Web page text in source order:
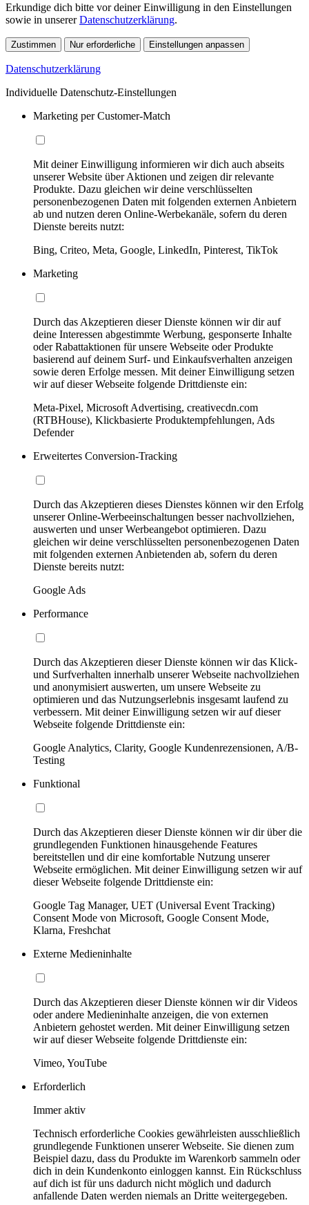
Erkundige dich bitte vor deiner Einwilligung in den Einstellungen
sowie in unsererDatenschutzerklärung.
Zustimmen Nur erforderliche Einstellungen anpassen
Datenschutzerklärung
Individuelle Datenschutz-Einstellungen
Marketing per Customer-Match
Mit deiner Einwilligung informieren wir dich auch abseits
unserer Website über Aktionen und zeigen dir relevante
Produkte. Dazu gleichen wir deine verschlüsselten
personenbezogenen Daten mit folgenden externen Anbietern
ab und nutzen deren Online-Werbekanäle, sofern du deren
Dienste bereits nutzt:
Bing, Criteo, Meta, Google, LinkedIn, Pinterest, TikTok
Marketing
Durch das Akzeptieren dieser Dienste können wir dir auf
deine Interessen abgestimmte Werbung, gesponserte Inhalte
oder Rabattaktionen für unsere Webseite oder Produkte
basierend auf deinem Surf- und Einkaufsverhalten anzeigen
sowie deren Erfolge messen. Mit deiner Einwilligung setzen
wir auf dieser Webseite folgende Drittdienste ein:
Meta-Pixel, Microsoft Advertising, creativecdn.com
(RTBHouse), Klickbasierte Produktempfehlungen, Ads
Defender
Erweitertes Conversion-Tracking
Durch das Akzeptieren dieses Dienstes können wir den Erfolg
unserer Online-Werbeeinschaltungen besser nachvollziehen,
auswerten und unser Werbeangebot optimieren. Dazu
gleichen wir deine verschlüsselten personenbezogenen Daten
mit folgenden externen Anbietenden ab, sofern du deren
Dienste bereits nutzt:
Google Ads
Performance
Durch das Akzeptieren dieser Dienste können wir das Klick-
und Surfverhalten innerhalb unserer Webseite nachvollziehen
und anonymisiert auswerten, um unsere Webseite zu
optimieren und das Nutzungserlebnis insgesamt laufend zu
verbessern. Mit deiner Einwilligung setzen wir auf dieser
Webseite folgende Drittdienste ein:
Google Analytics, Clarity, Google Kundenrezensionen, A/B-
Testing
Funktional
Durch das Akzeptieren dieser Dienste können wir dir über die
grundlegenden Funktionen hinausgehende Features
bereitstellen und dir eine komfortable Nutzung unserer
Webseite ermöglichen. Mit deiner Einwilligung setzen wir auf
dieser Webseite folgende Drittdienste ein:
Google Tag Manager, UET (Universal Event Tracking)
Consent Mode von Microsoft, Google Consent Mode,
Klarna, Freshchat
Externe Medieninhalte
Durch das Akzeptieren dieser Dienste können wir dir Videos
oder andere Medieninhalte anzeigen, die von externen
Anbietern gehostet werden. Mit deiner Einwilligung setzen
wir auf dieser Webseite folgende Drittdienste ein:
Vimeo, YouTube
Erforderlich
Immer aktiv
Technisch erforderliche Cookies gewährleisten ausschließlich
grundlegende Funktionen unserer Webseite. Sie dienen zum
Beispiel dazu, dass du Produkte im Warenkorb sammeln oder
dich in dein Kundenkonto einloggen kannst. Ein Rückschluss
auf dich ist für uns dadurch nicht möglich und dadurch
anfallende Daten werden niemals an Dritte weitergegeben.